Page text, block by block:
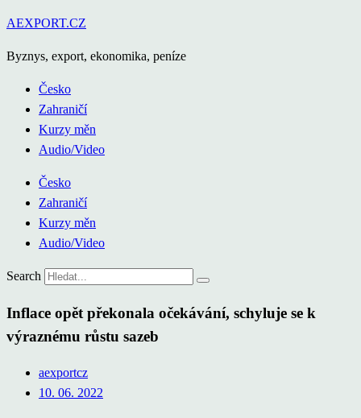
Přejít
obsahu
AEXPORT.CZ
Byznys, export, ekonomika, peníze
Česko
Zahraničí
Kurzy měn
Audio/Video
Česko
Zahraničí
Kurzy měn
Audio/Video
Search
Inflace opět překonala očekávání, schyluje se k
výraznému růstu sazeb
aexportcz
10. 06. 2022